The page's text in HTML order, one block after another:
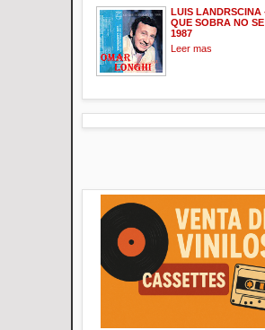
LUIS LANDRSCINA
QUE SOBRA NO
1987
Leer mas